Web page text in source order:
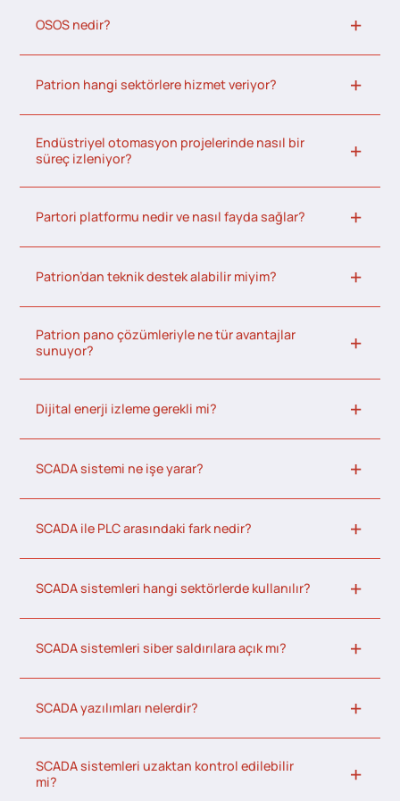
OSOS nedir?
Patrion hangi sektörlere hizmet veriyor?
Endüstriyel otomasyon projelerinde nasıl bir
süreç izleniyor?
Partori platformu nedir ve nasıl fayda sağlar?
Patrion’dan teknik destek alabilir miyim?
Patrion pano çözümleriyle ne tür avantajlar
sunuyor?
Dijital enerji izleme gerekli mi?
SCADA sistemi ne işe yarar?
SCADA ile PLC arasındaki fark nedir?
SCADA sistemleri hangi sektörlerde kullanılır?
SCADA sistemleri siber saldırılara açık mı?
SCADA yazılımları nelerdir?
SCADA sistemleri uzaktan kontrol edilebilir
mi?